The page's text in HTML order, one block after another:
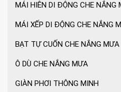
MÁI HIÊN DI ĐỘNG CHE NẮNG
MÁI XẾP DI ĐỘNG CHE NẮNG
BẠT TỰ CUỐN CHE NẮNG MƯA
Ô DÙ CHE NẮNG MƯA
GIÀN PHƠI THÔNG MINH